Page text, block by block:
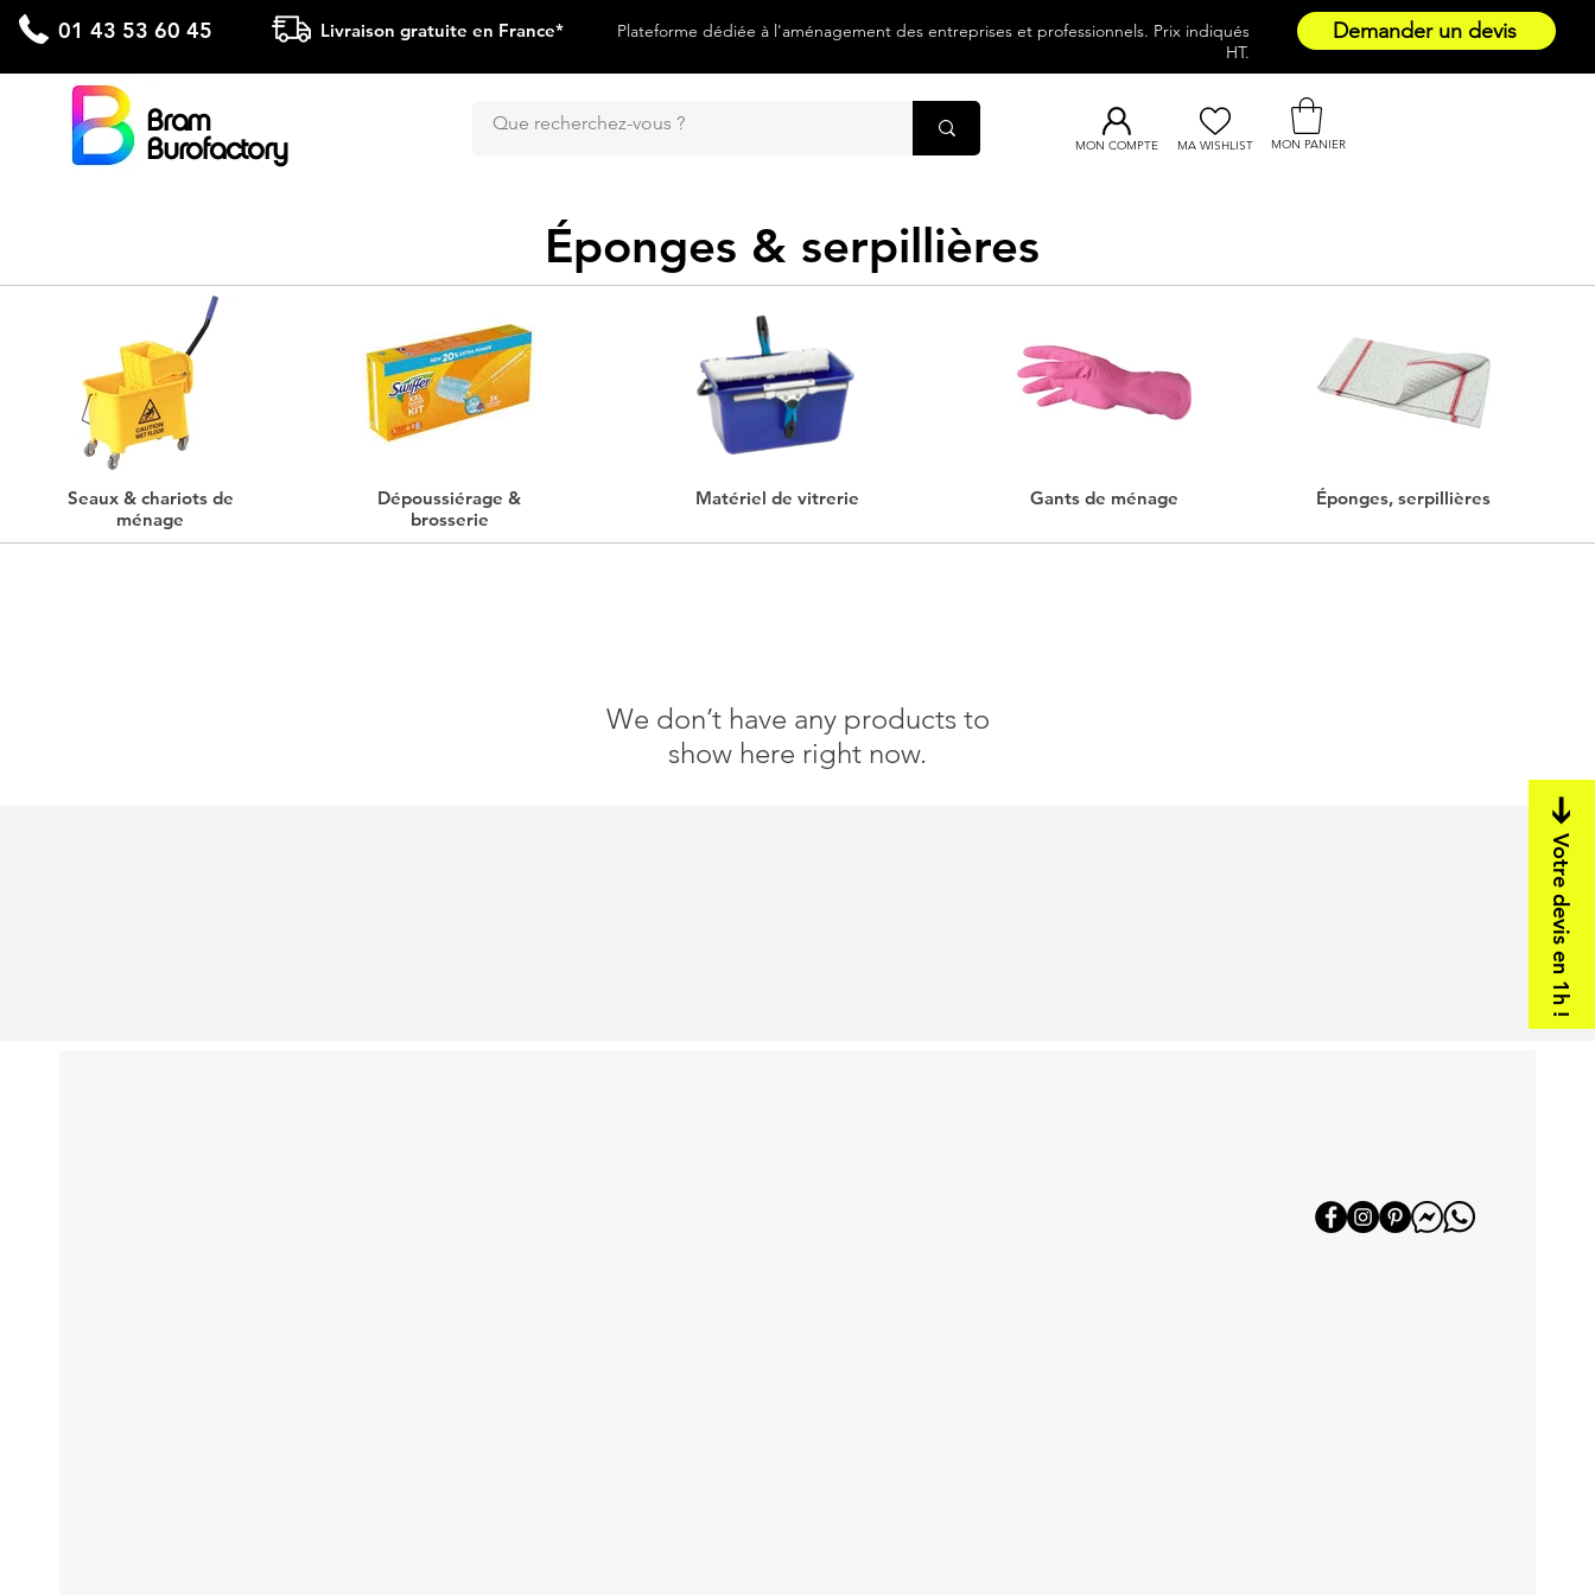
01 43 53 60 45 Livraison gratuite en France*
Plateforme dédiée à l'aménagement des entreprises et professionnels. Prix indiqués
HT.
Demander un devis
Bram
Burofactory
MON COMPTE MA WISHLIST MON PANIER
Votre devis en 1h !
Éponges & serpillières
Seaux & chariots de
ménage
Dépoussiérage &
brosserie
Matériel de vitrerie Gants de ménage Éponges, serpillières
We don’t have any products to
show here right now.